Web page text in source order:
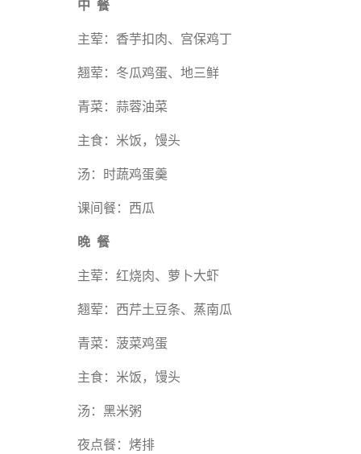
中 餐
主荤：香芋扣肉、宫保鸡丁
翘荤：冬瓜鸡蛋、地三鲜
青菜：蒜蓉油菜
主食：米饭，馒头
汤：时蔬鸡蛋羹
课间餐：西瓜
晚 餐
主荤：红烧肉、萝卜大虾
翘荤：西芹土豆条、蒸南瓜
青菜：菠菜鸡蛋
主食：米饭，馒头
汤：黑米粥
夜点餐：烤排